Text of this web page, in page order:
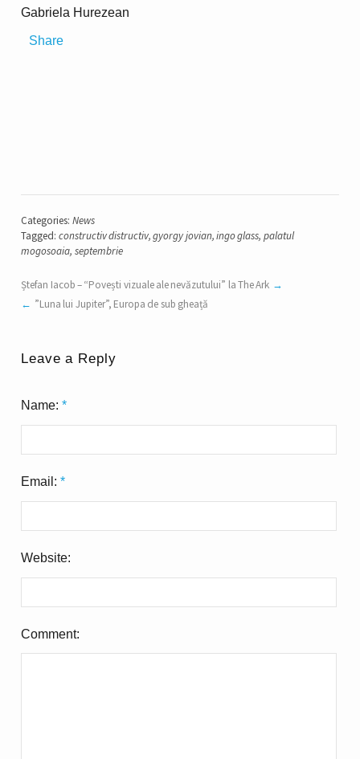
Gabriela Hurezean
Share
Categories: News
Tagged: constructiv distructiv,gyorgy jovian,ingo glass, palatul
mogosoaia, septembrie
Ștefan Iacob – “Povești vizuale ale nevăzutului” la The Ark
”Luna lui Jupiter”, Europa de sub gheață
Leave a Reply
Name:*
Email:*
Website:
Comment